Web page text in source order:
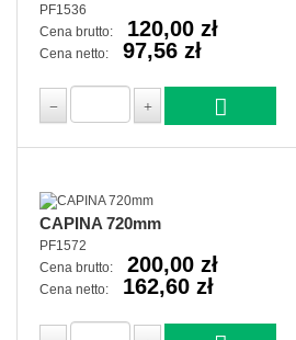
PF1536
Cena brutto:
120,00 zł
Cena netto: 97,56 zł
CAPINA 720mm
PF1572
Cena brutto:
200,00 zł
Cena netto: 162,60 zł